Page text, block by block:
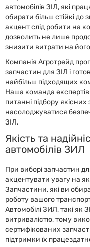
автомобілів ЗІЛ, які
обирати більш стійкі до
акцент слід робити на
дозволить не лише
знизити витрати на
Компанія Агротрейд
запчастин для ЗІЛ і
найбільш підходящих
Наша команда
питанні підбору
насолоджуватися
ЗІЛ.
Якість та
автомобілів ЗИЛ
При виборі запчастин
акцентувати увагу на
Запчастини, які ви
роботу вашого
Автомобілі ЗИЛ, такі
витривалістю, тому
сертифікованих
підтримки їх